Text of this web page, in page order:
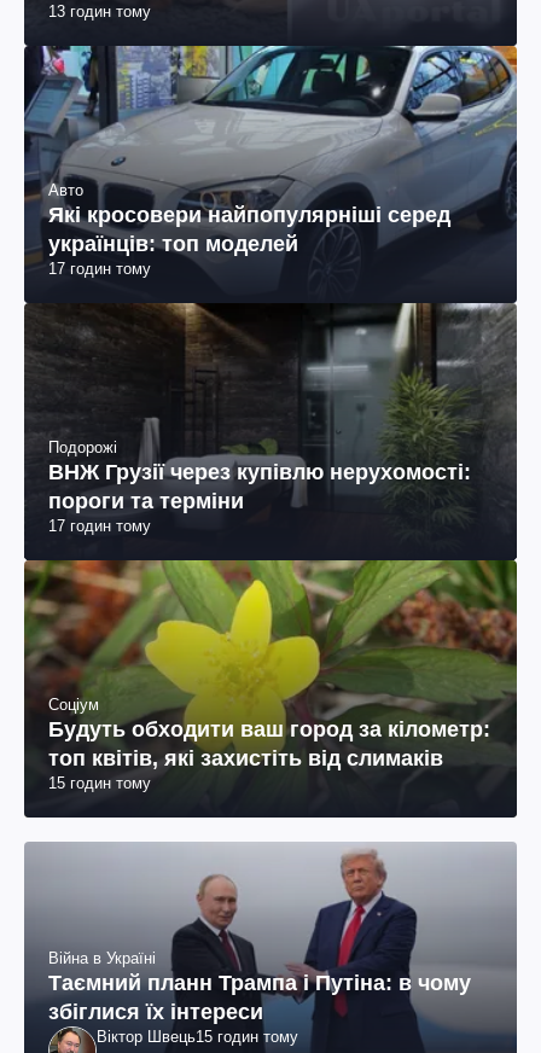
13 годин тому
Авто
Які кросовери найпопулярніші серед
українців: топ моделей
17 годин тому
Подорожі
ВНЖ Грузії через купівлю нерухомості:
пороги та терміни
17 годин тому
Соціум
Будуть обходити ваш город за кілометр:
топ квітів, які захистіть від слимаків
15 годин тому
Війна в Україні
Таємний планн Трампа і Путіна: в чому
збіглися їх інтереси
Віктор Швець15 годин тому